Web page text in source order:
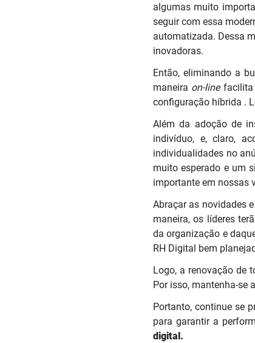
algumas muito
seguir com essa
automatizada. Dessa
inovadoras.
Então, eliminando a
maneira on-linefacilita
configuração híbrida .
Além da adoção de
indivíduo, e, claro,
individualidades no
muito esperado e um
importante em nossas
Abraçar as novidades
maneira, os líderes
da organização e
RH Digital bem
Logo, a renovação de
Por isso, mantenha-se
Portanto, continue se
para garantir a
digital.